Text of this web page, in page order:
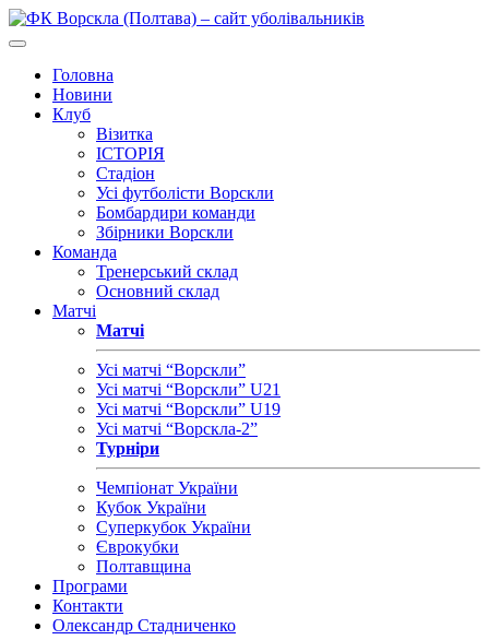
Головна
Новини
Клуб
Візитка
ІСТОРІЯ
Стадіон
Усі футболісти Ворскли
Бомбардири команди
Збірники Ворскли
Команда
Тренерський склад
Основний склад
Матчі
Матчі
Усі матчі “Ворскли”
Усі матчі “Ворскли” U21
Усі матчі “Ворскли” U19
Усі матчі “Ворскла-2”
Турніри
Чемпіонат України
Кубок України
Суперкубок України
Єврокубки
Полтавщина
Програми
Контакти
Олександр Стадниченко